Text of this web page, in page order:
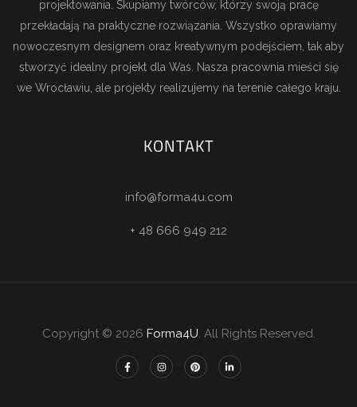
projektowania. Skupiamy twórców, którzy swoją pracę
przekładają na praktyczne rozwiązania. Wszystko oprawiamy
nowoczesnym designem oraz kreatywnym podejściem, tak aby
stworzyć idealny projekt dla Was. Nasza pracownia mieści się
we Wrocławiu, ale projekty realizujemy na terenie całego kraju.
KONTAKT
info@forma4u.com
+ 48 666 949 212
Copyright © 2026 Forma4U. All Rights Reserved.